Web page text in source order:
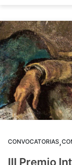
CONVOCATORIAS,
III Premio